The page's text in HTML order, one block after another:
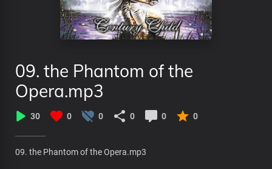
09. the Phantom of the
Opera.mp3
30 0 0 0 0 0
09. the Phantom of the Opera.mp3